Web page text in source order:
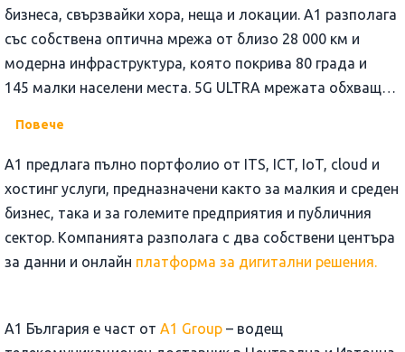
бизнеса, свързвайки хора, неща и локации. А1 разполага
със собствена оптична мрежа от близо 28 000 км и
модерна инфраструктура, която покрива 80 града и
145 малки населени места. 5G ULTRA мрежата обхваща
населението, а 4G мрежата покрива над 99,5% от
населението на страната.
Повече
A1 предлага пълно портфолио от ITS, ICT, IoT, cloud и
хостинг услуги, предназначени както за малкия и среден
бизнес, така и за големите предприятия и публичния
сектор. Компанията разполага с два собствени центъра
за данни и онлайн платформа за дигитални решения.
А1 България е част от A1 Group – водещ